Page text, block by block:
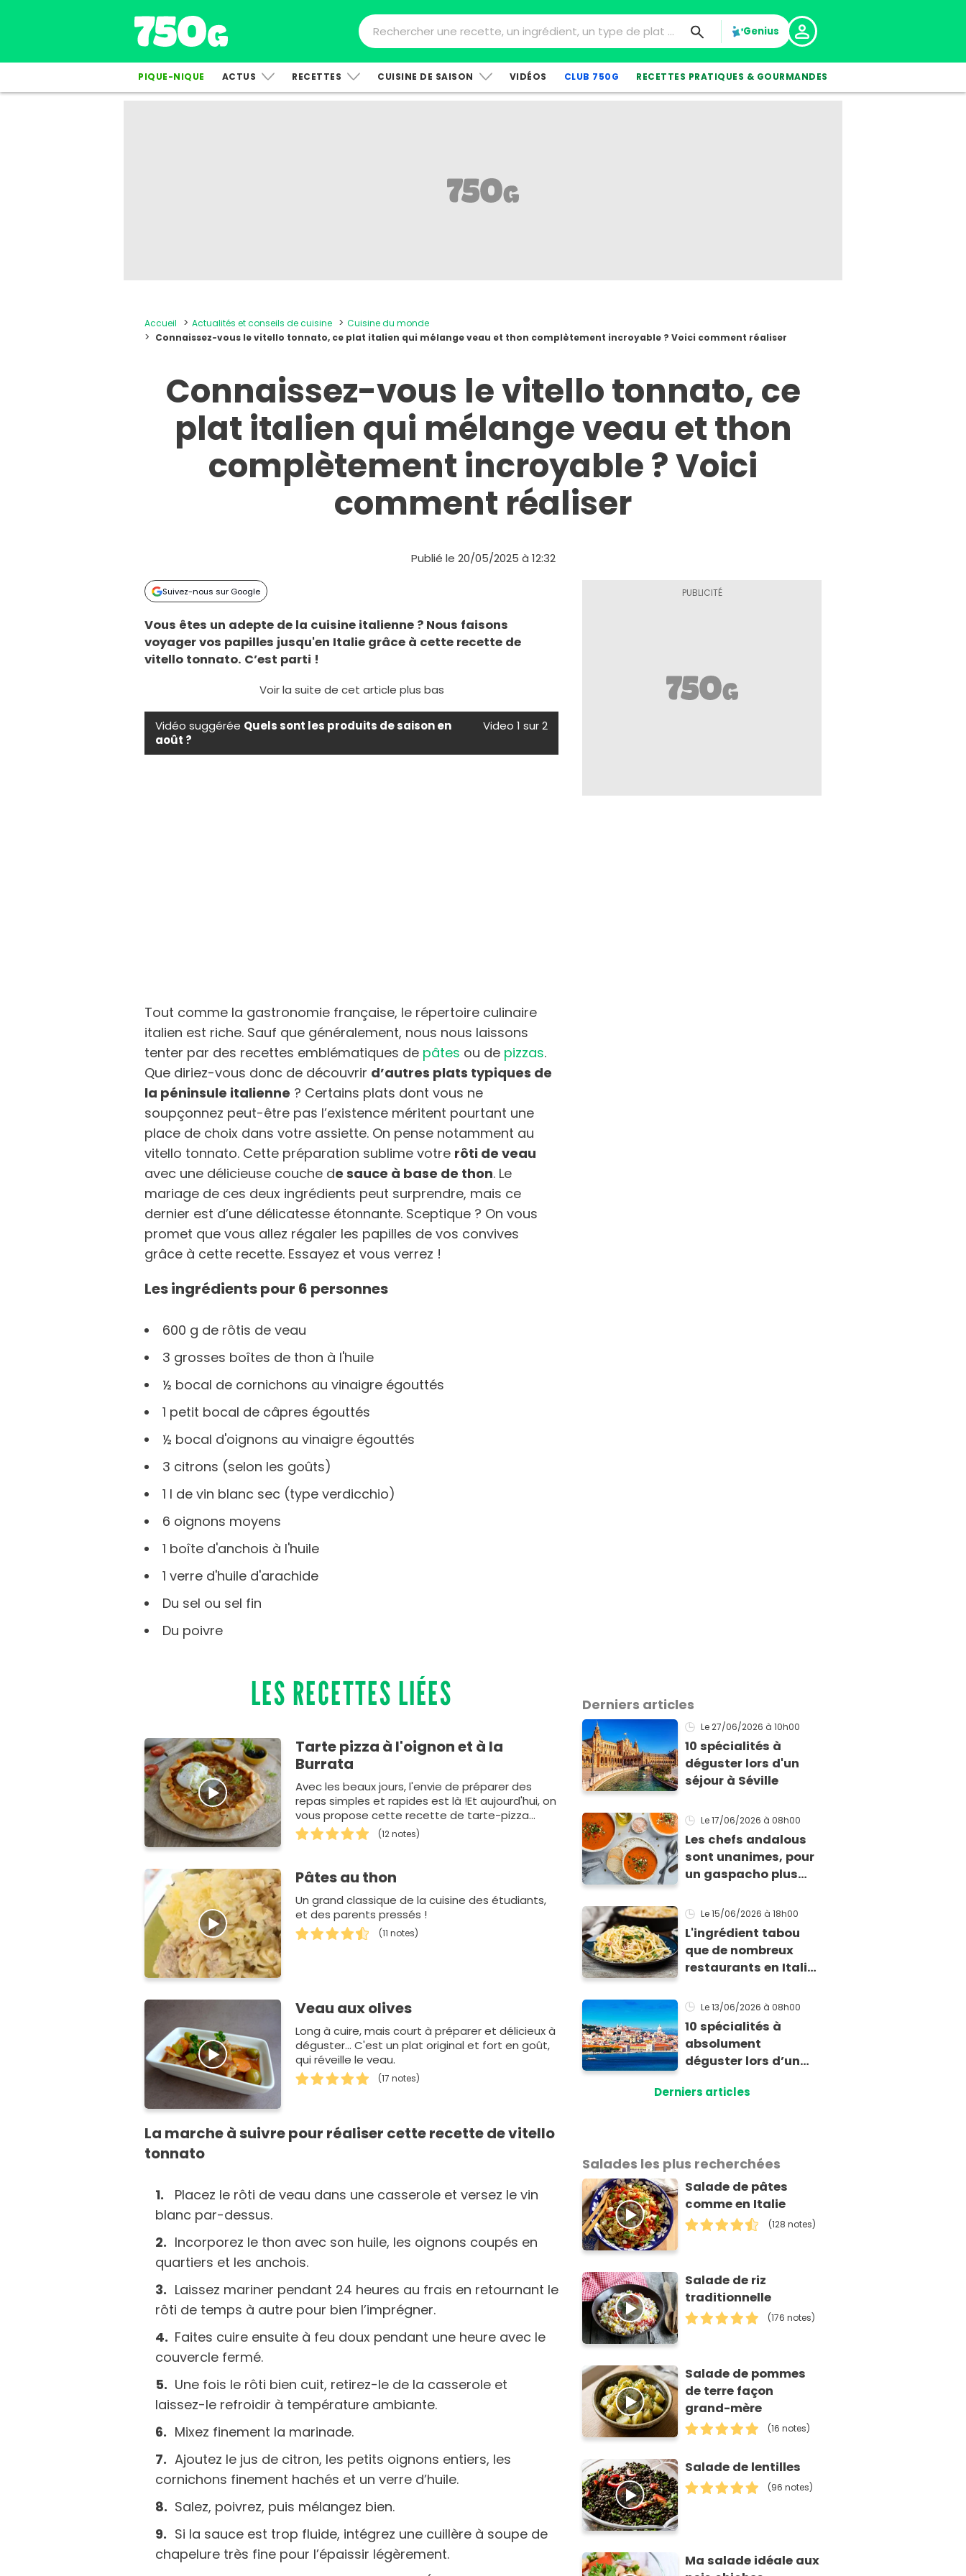
Genius
PIQUE-NIQUE ACTUS RECETTES CUISINE DE SAISON VIDÉOS CLUB 750G RECETTES PRATIQUES & GOURMANDES
Accueil Actualités et conseils de cuisine
Cuisine du monde
Connaissez-vous le vitello tonnato, ce plat italien qui mélange veau et thon complètement incroyable ? Voici comment réaliser
Connaissez-vous le vitello tonnato, ce
plat italien qui mélange veau et thon
complètement incroyable ? Voici
comment réaliser
Publié le 20/05/2025 à 12:32
Suivez-nous sur Google
Vous êtes un adepte de la cuisine italienne ? Nous faisons
voyager vos papilles jusqu'en Italie grâce à cette recette de
vitello tonnato. C’est parti !
Voir la suite de cet article plus bas
Vidéo suggérée Quels sont les produits de saison en
août ?
Video 1 sur 2
Tout comme la gastronomie française, le répertoire culinaire
italien est riche. Sauf que généralement, nous nous laissons
tenter par des recettes emblématiques de pâtes ou de pizzas.
Que diriez-vous donc de découvrir d’autres plats typiques de
la péninsule italienne ? Certains plats dont vous ne
soupçonnez peut-être pas l’existence méritent pourtant une
place de choix dans votre assiette. On pense notamment au
vitello tonnato. Cette préparation sublime votre rôti de veau
avec une délicieuse couche de sauce à base de thon. Le
mariage de ces deux ingrédients peut surprendre, mais ce
dernier est d’une délicatesse étonnante. Sceptique ? On vous
promet que vous allez régaler les papilles de vos convives
grâce à cette recette. Essayez et vous verrez !
Les ingrédients pour 6 personnes
600 g de rôtis de veau
3 grosses boîtes de thon à l'huile
½ bocal de cornichons au vinaigre égouttés
1 petit bocal de câpres égouttés
½ bocal d'oignons au vinaigre égouttés
3 citrons (selon les goûts)
1 l de vin blanc sec (type verdicchio)
6 oignons moyens
1 boîte d'anchois à l'huile
1 verre d'huile d'arachide
Du sel ou sel fin
Du poivre
LES RECETTES LIÉES
Tarte pizza à l'oignon et à la
Burrata
Avec les beaux jours, l'envie de préparer des
repas simples et rapides est là !Et aujourd'hui, on
vous propose cette recette de tarte-pizza
&agra…
(12 notes)
Pâtes au thon
Un grand classique de la cuisine des étudiants,
et des parents pressés !
(11 notes)
Veau aux olives
Long à cuire, mais court à préparer et délicieux à
déguster... C'est un plat original et fort en goût,
qui réveille le veau.
(17 notes)
La marche à suivre pour réaliser cette recette de vitello
tonnato
Placez le rôti de veau dans une casserole et versez le vin
blanc par-dessus.
Incorporez le thon avec son huile, les oignons coupés en
quartiers et les anchois.
Laissez mariner pendant 24 heures au frais en retournant le
rôti de temps à autre pour bien l’imprégner.
Faites cuire ensuite à feu doux pendant une heure avec le
couvercle fermé.
Une fois le rôti bien cuit, retirez-le de la casserole et
laissez-le refroidir à température ambiante.
Mixez finement la marinade.
Ajoutez le jus de citron, les petits oignons entiers, les
cornichons finement hachés et un verre d’huile.
Salez, poivrez, puis mélangez bien.
Si la sauce est trop fluide, intégrez une cuillère à soupe de
chapelure très fine pour l’épaissir légèrement.
Derniers articles
Le 27/06/2026 à 10h00
10 spécialités à
déguster lors d'un
séjour à Séville
Le 17/06/2026 à 08h00
Les chefs andalous
sont unanimes, pour
un gaspacho plus
faire cette étape
avant mixer les
tomates
Le 15/06/2026 à 18h00
L'ingrédient tabou
que de nombreux
restaurants en Italie
secrètement dans
leur carbonara
Le 13/06/2026 à 08h00
10 spécialités à
absolument
déguster lors d’un
Derniers articles
Salades les plus recherchées
Salade de pâtes
comme en Italie
(128 notes)
Salade de riz
traditionnelle
(176 notes)
Salade de pommes
de terre façon
grand-mère
(16 notes)
Salade de lentilles
(96 notes)
Ma salade idéale aux